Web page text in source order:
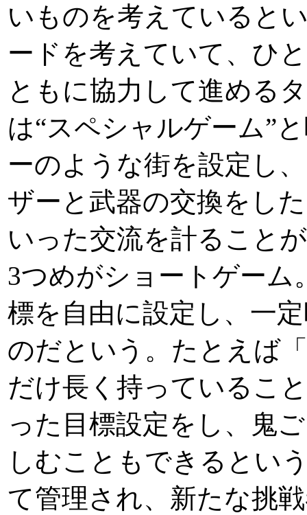
いものを考えていると
ードを考えていて、ひ
ともに協力して進める
は“スペシャルゲーム”
ーのような街を設定し
ザーと武器の交換をし
いった交流を計ること
3つめがショートゲーム
標を自由に設定し、一
のだという。たとえば
だけ長く持っているこ
った目標設定をし、鬼
しむこともできるとい
て管理され、新たな挑